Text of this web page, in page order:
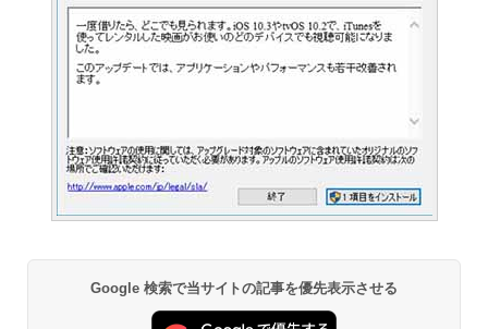
Google 検索で当サイトの記事を優先表示させる